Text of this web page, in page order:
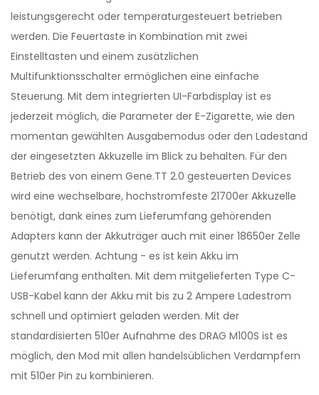
leistungsgerecht oder temperaturgesteuert betrieben
werden. Die Feuertaste in Kombination mit zwei
Einstelltasten und einem zusätzlichen
Multifunktionsschalter ermöglichen eine einfache
Steuerung. Mit dem integrierten UI-Farbdisplay ist es
jederzeit möglich, die Parameter der E-Zigarette, wie den
momentan gewählten Ausgabemodus oder den Ladestand
der eingesetzten Akkuzelle im Blick zu behalten. Für den
Betrieb des von einem Gene.TT 2.0 gesteuerten Devices
wird eine wechselbare, hochstromfeste 21700er Akkuzelle
benötigt, dank eines zum Lieferumfang gehörenden
Adapters kann der Akkuträger auch mit einer 18650er Zelle
genutzt werden. Achtung - es ist kein Akku im
Lieferumfang enthalten. Mit dem mitgelieferten Type C-
USB-Kabel kann der Akku mit bis zu 2 Ampere Ladestrom
schnell und optimiert geladen werden. Mit der
standardisierten 510er Aufnahme des DRAG M100S ist es
möglich, den Mod mit allen handelsüblichen Verdampfern
mit 510er Pin zu kombinieren.